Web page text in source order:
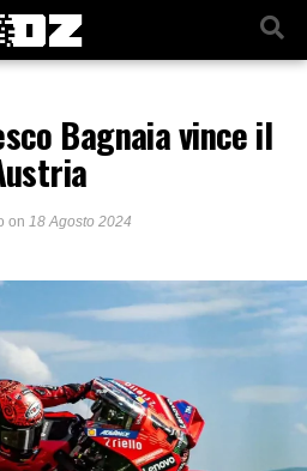
Bagnaia vince il
on 18 Agosto 2024